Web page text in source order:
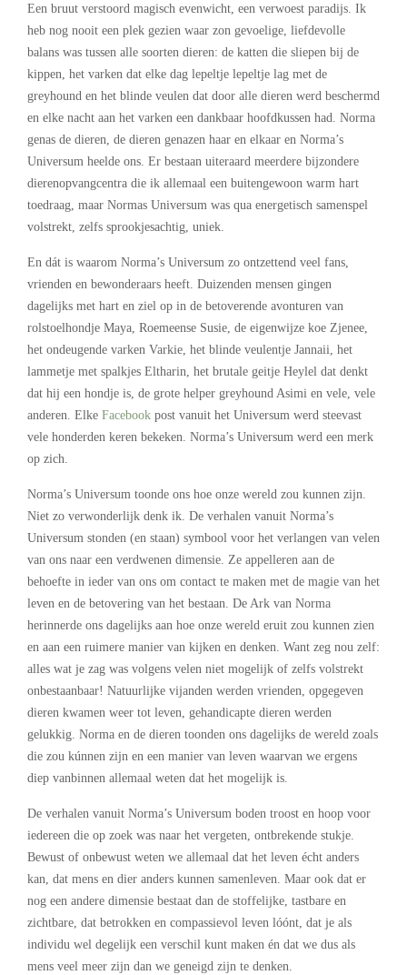
Een bruut verstoord magisch evenwicht, een verwoest paradijs. Ik
heb nog nooit een plek gezien waar zon gevoelige, liefdevolle
balans was tussen alle soorten dieren: de katten die sliepen bij de
kippen, het varken dat elke dag lepeltje lepeltje lag met de
greyhound en het blinde veulen dat door alle dieren werd beschermd
en elke nacht aan het varken een dankbaar hoofdkussen had. Norma
genas de dieren, de dieren genazen haar en elkaar en Norma’s
Universum heelde ons. Er bestaan uiteraard meerdere bijzondere
dierenopvangcentra die ik allemaal een buitengewoon warm hart
toedraag, maar Normas Universum was qua energetisch samenspel
volstrekt, zelfs sprookjesachtig, uniek.
En dát is waarom Norma’s Universum zo ontzettend veel fans,
vrienden en bewonderaars heeft. Duizenden mensen gingen
dagelijks met hart en ziel op in de betoverende avonturen van
rolstoelhondje Maya, Roemeense Susie, de eigenwijze koe Zjenee,
het ondeugende varken Varkie, het blinde veulentje Jannaii, het
lammetje met spalkjes Eltharin, het brutale geitje Heylel dat denkt
dat hij een hondje is, de grote helper greyhound Asimi en vele, vele
anderen. Elke Facebook post vanuit het Universum werd steevast
vele honderden keren bekeken. Norma’s Universum werd een merk
op zich.
Norma’s Universum toonde ons hoe onze wereld zou kunnen zijn.
Niet zo verwonderlijk denk ik. De verhalen vanuit Norma’s
Universum stonden (en staan) symbool voor het verlangen van velen
van ons naar een verdwenen dimensie. Ze appelleren aan de
behoefte in ieder van ons om contact te maken met de magie van het
leven en de betovering van het bestaan. De Ark van Norma
herinnerde ons dagelijks aan hoe onze wereld eruit zou kunnen zien
en aan een ruimere manier van kijken en denken. Want zeg nou zelf:
alles wat je zag was volgens velen niet mogelijk of zelfs volstrekt
onbestaanbaar! Natuurlijke vijanden werden vrienden, opgegeven
dieren kwamen weer tot leven, gehandicapte dieren werden
gelukkig. Norma en de dieren toonden ons dagelijks de wereld zoals
die zou kúnnen zijn en een manier van leven waarvan we ergens
diep vanbinnen allemaal weten dat het mogelijk is.
De verhalen vanuit Norma’s Universum boden troost en hoop voor
iedereen die op zoek was naar het vergeten, ontbrekende stukje.
Bewust of onbewust weten we allemaal dat het leven écht anders
kan, dat mens en dier anders kunnen samenleven. Maar ook dat er
nog een andere dimensie bestaat dan de stoffelijke, tastbare en
zichtbare, dat betrokken en compassievol leven lóónt, dat je als
individu wel degelijk een verschil kunt maken én dat we dus als
mens veel meer zijn dan we geneigd zijn te denken.